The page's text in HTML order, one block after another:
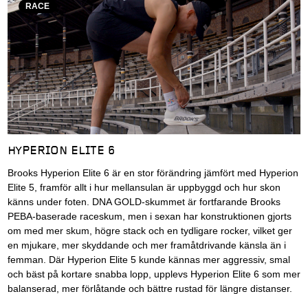
RACE
HYPERION ELITE 6
Brooks Hyperion Elite 6 är en stor förändring jämfört med Hyperion
Elite 5, framför allt i hur mellansulan är uppbyggd och hur skon
känns under foten. DNA GOLD-skummet är fortfarande Brooks
PEBA-baserade raceskum, men i sexan har konstruktionen gjorts
om med mer skum, högre stack och en tydligare rocker, vilket ger
en mjukare, mer skyddande och mer framåtdrivande känsla än i
femman. Där Hyperion Elite 5 kunde kännas mer aggressiv, smal
och bäst på kortare snabba lopp, upplevs Hyperion Elite 6 som mer
balanserad, mer förlåtande och bättre rustad för längre distanser.